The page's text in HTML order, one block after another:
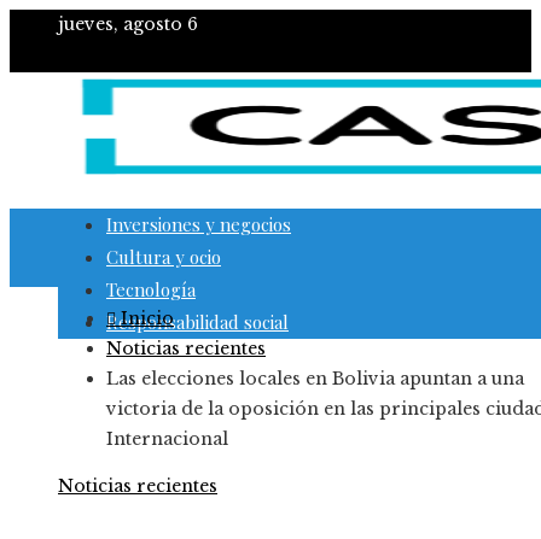
jueves, agosto 6
Inversiones y negocios
Cultura y ocio
Tecnología
Responsabilidad social
Inicio
Noticias recientes
Las elecciones locales en Bolivia apuntan a una
victoria de la oposición en las principales
Internacional
Noticias recientes